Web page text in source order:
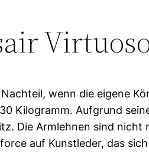
wenn die eigene
Kilogramm. Aufgrund
Die Armlehnen sind
auf Kunstleder, das